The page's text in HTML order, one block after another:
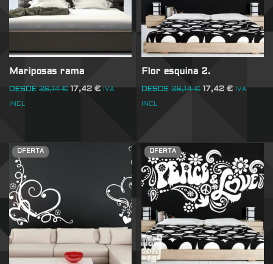
Mariposas rama
DESDE 26,14€ 17,42€ IVA
INCL
Flor esquina 2.
DESDE 26,14€ 17,42€ IVA
INCL
OFERTA OFERTA